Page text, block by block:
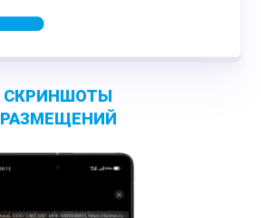
СКРИНШОТЫ
РАЗМЕЩЕНИЙ